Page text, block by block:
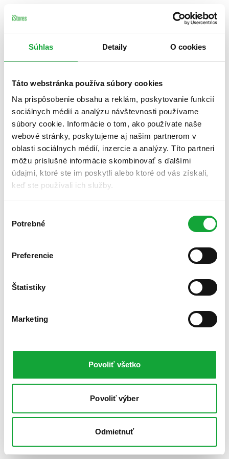
Súhlas Detaily O cookies
Táto webstránka používa súbory cookies
Na prispôsobenie obsahu a reklám, poskytovanie funkcií
sociálnych médií a analýzu návštevnosti používame
súbory cookie. Informácie o tom, ako používate naše
webové stránky, poskytujeme aj našim partnerom v
oblasti sociálnych médií, inzercie a analýzy. Títo partneri
môžu príslušné informácie skombinovať s ďalšími
údajmi, ktoré ste im poskytli alebo ktoré od vás získali,
keď ste používali ich služby.
súhlasu
Potrebné
Preferencie
Štatistiky
Marketing
Povoliť všetko
Povoliť výber
Odmietnuť